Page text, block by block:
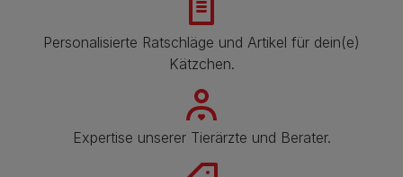
Personalisierte Ratschläge und Artikel für dein(e)
Kätzchen.
Expertise unserer Tierärzte und Berater.